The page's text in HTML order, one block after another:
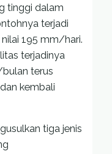
tinggi dalam
terjadi
195 mm/hari.
terjadinya
terus
kembali
tiga jenis